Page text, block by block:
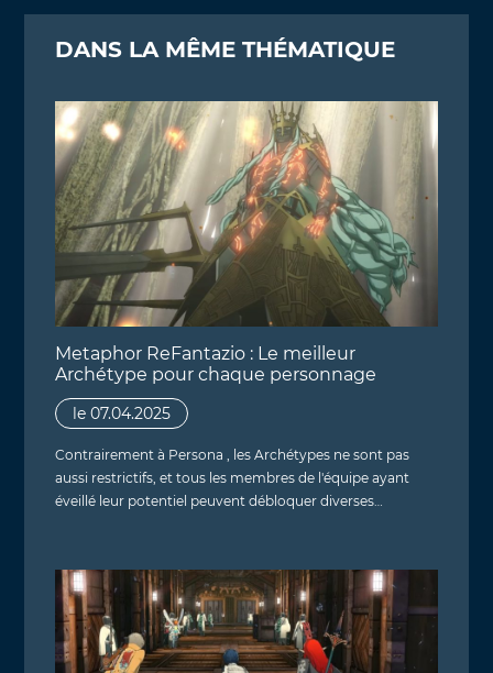
DANS LA MÊME THÉMATIQUE
Metaphor ReFantazio : Le meilleur
Archétype pour chaque personnage
le 07.04.2025
Contrairement à Persona , les Archétypes ne sont pas
aussi restrictifs, et tous les membres de l'équipe ayant
éveillé leur potentiel peuvent débloquer diverses…